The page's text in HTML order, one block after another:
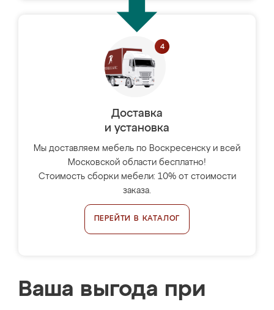
Доставка
и установка
Мы доставляем мебель по Воскресенску и всей
Московской области бесплатно!
Стоимость сборки мебели: 10% от стоимости
заказа.
ПЕРЕЙТИ В КАТАЛОГ
Ваша выгода при